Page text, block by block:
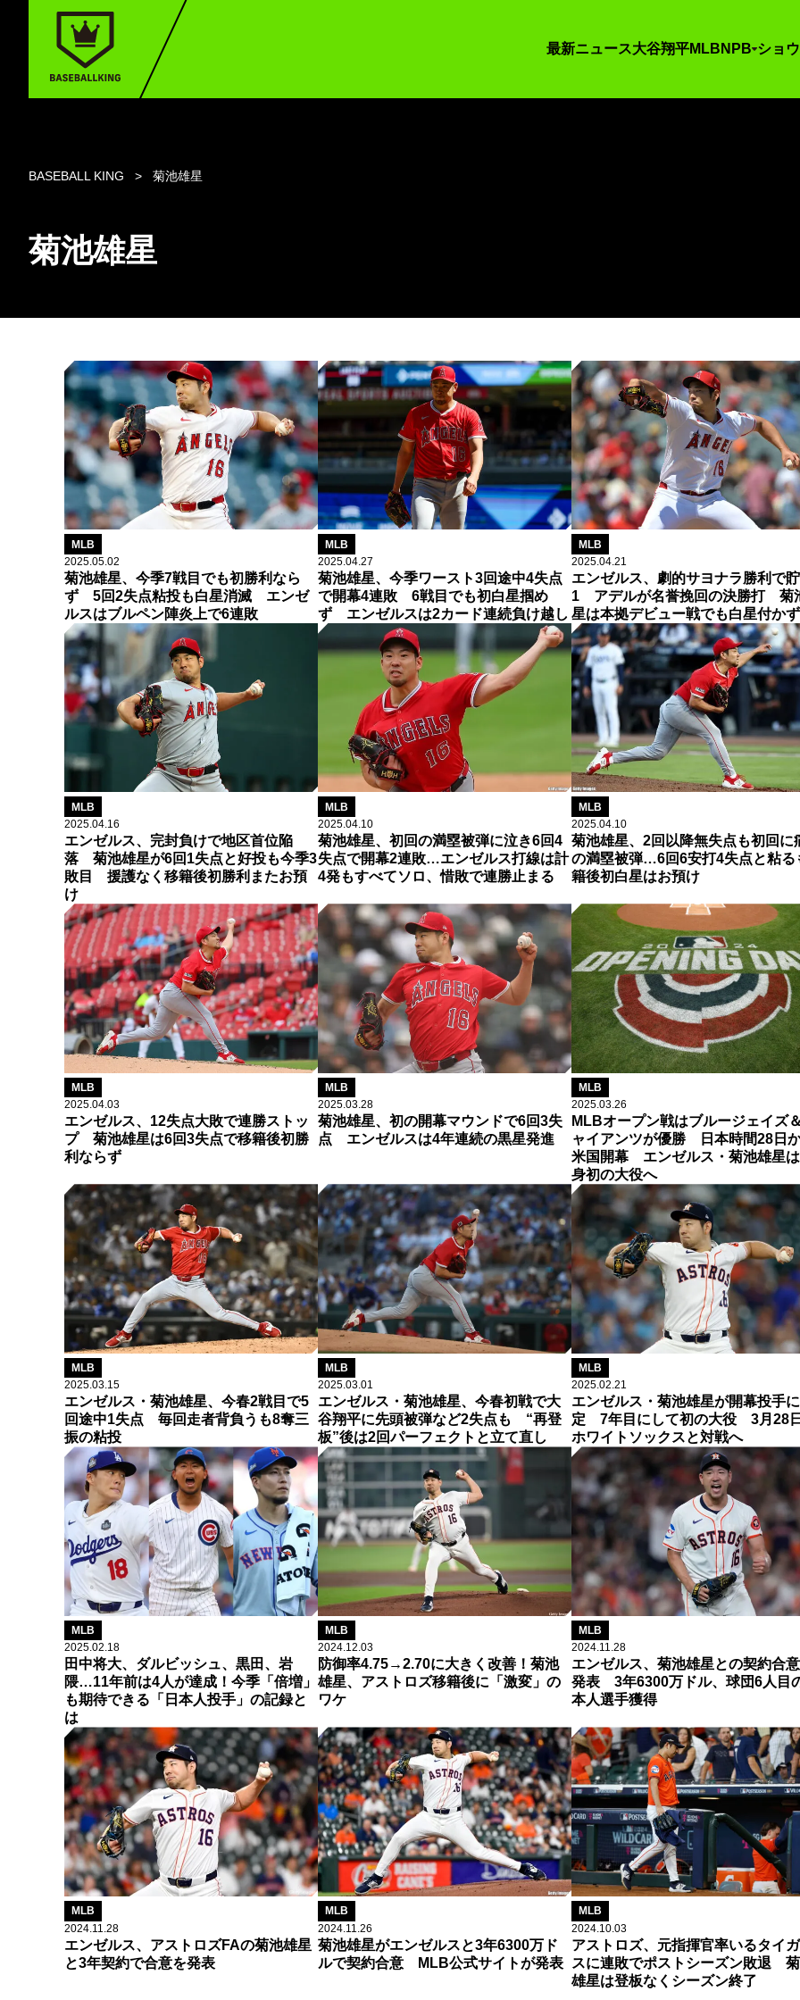
最新ニュース大谷翔平MLB NPB ショ
BASEBALL KING 菊池雄星
菊池雄星
MLB
2025.05.02
菊池雄星、今季7戦目でも初勝利なら
ず 5回2失点粘投も白星消滅 エンゼ
ルスはブルペン陣炎上で6連敗
MLB
2025.04.27
菊池雄星、今季ワースト3回途中4失点
で開幕4連敗 6戦目でも初白星掴め
ず エンゼルスは2カード連続負け越し
MLB
2025.04.21
エンゼルス、劇的サヨナラ勝利で
1 アデルが名誉挽回の決勝打 菊
星は本拠デビュー戦でも白星付かず
MLB
2025.04.16
エンゼルス、完封負けで地区首位陥
落 菊池雄星が6回1失点と好投も今季3
敗目 援護なく移籍後初勝利またお預
け
MLB
2025.04.10
菊池雄星、初回の満塁被弾に泣き6回4
失点で開幕2連敗…エンゼルス打線は計
4発もすべてソロ、惜敗で連勝止まる
MLB
2025.04.10
菊池雄星、2回以降無失点も初回に
の満塁被弾…6回6安打4失点と粘る
籍後初白星はお預け
MLB
2025.04.03
エンゼルス、12失点大敗で連勝ストッ
プ 菊池雄星は6回3失点で移籍後初勝
利ならず
MLB
2025.03.28
菊池雄星、初の開幕マウンドで6回3失
点 エンゼルスは4年連続の黒星発進
MLB
2025.03.26
MLBオープン戦はブルージェイズ
ャイアンツが優勝 日本時間28日
米国開幕 エンゼルス・菊池雄星
身初の大役へ
MLB
2025.03.15
エンゼルス・菊池雄星、今春2戦目で5
回途中1失点 毎回走者背負うも8奪三
振の粘投
MLB
2025.03.01
エンゼルス・菊池雄星、今春初戦で大
谷翔平に先頭被弾など2失点も “再登
板”後は2回パーフェクトと立て直し
MLB
2025.02.21
エンゼルス・菊池雄星が開幕投手
定 7年目にして初の大役 3月28
ホワイトソックスと対戦へ
MLB
2025.02.18
田中将大、ダルビッシュ、黒田、岩
隈…11年前は4人が達成！今季「倍増」
も期待できる「日本人投手」の記録と
は
MLB
2024.12.03
防御率4.75→2.70に大きく改善！菊池
雄星、アストロズ移籍後に「激変」の
ワケ
MLB
2024.11.28
エンゼルス、菊池雄星との契約合
発表 3年6300万ドル、球団6人目
本人選手獲得
MLB
2024.11.28
エンゼルス、アストロズFAの菊池雄星
と3年契約で合意を発表
MLB
2024.11.26
菊池雄星がエンゼルスと3年6300万ド
ルで契約合意 MLB公式サイトが発表
MLB
2024.10.03
アストロズ、元指揮官率いるタイ
スに連敗でポストシーズン敗退
雄星は登板なくシーズン終了